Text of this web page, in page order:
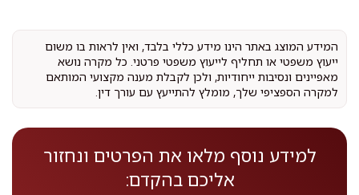
המידע המוצג באתר הינו מידע כללי בלבד, ואין לראות בו משום
ייעוץ משפטי או תחליף לייעוץ משפטי פרטני. כל מקרה נושא
מאפיינים ונסיבות ייחודיות, ולכן לקבלת מענה מקצועי המותאם
למקרה הספציפי שלך, מומלץ להתייעץ עם עורך דין.
למידע נוסף מלאו את הפרטים ונחזור
אליכם בהקדם: